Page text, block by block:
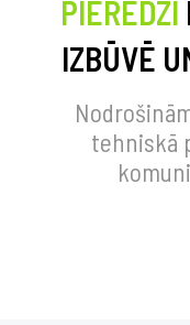
PIEREDZI
IZBŪVĒ
tehniskā